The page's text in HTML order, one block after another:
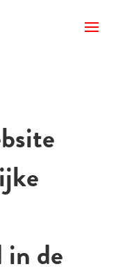
in de